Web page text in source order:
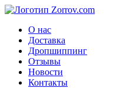
О нас
Доставка
Дропшиппинг
Отзывы
Новости
Контакты